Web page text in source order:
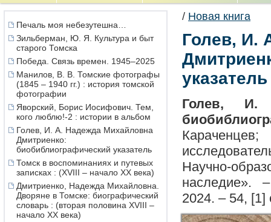
Печаль моя небезутешна…
Зильберман, Ю. Я. Культура и быт
старого Томска
Победа. Связь времен. 1945–2025
Манилов, В. В. Томские фотографы
(1845 – 1940 гг.) : история томской
фотографии
Яворский, Борис Иосифович. Тем,
кого люблю!-2 : истории в альбом
Голев, И. А. Надежда Михайловна
Дмитриенко:
биобиблиографический указатель
Томск в воспоминаниях и путевых
записках : (XVIII – начало XX века)
Дмитриенко, Надежда Михайловна.
Дворяне в Томске: биографический
словарь : (вторая половина XVIII –
начало XX века)
/ Новая книга
Голев, И.
указатель
Голев, И.
Научно-
наследие».
2024. – 54, [1]